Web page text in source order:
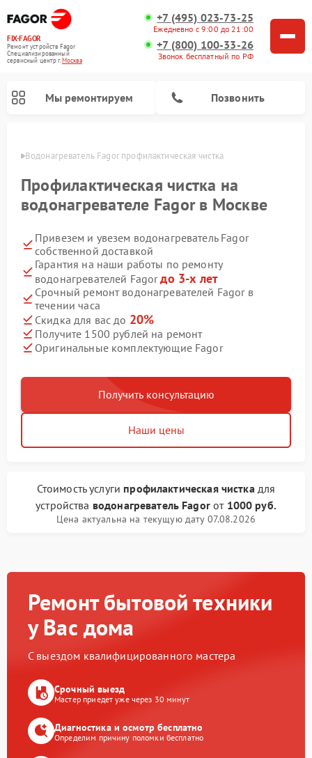
FIX-FAGOR
Ремонт устройств Fagor
Специализированный
cервисный центр г.Москва
+7 (495) 023-73-25
Ежедневно с 9:00 до 21:00
+7 (800) 100-33-26
Звонок бесплатный по РФ
Мы ремонтируем Позвонить
Водонагреватель Fagor профилактическая чистка
Профилактическая чистка на
водонагревателе Fagor в Москве
Привезем и увезем водонагреватель Fagor
собственной доставкой
Гарантия на наши работы по ремонту
водонагревателей Fagorдо 3-х лет
Срочный ремонт водонагревателей Fagor в
течении часа
Скидка для вас до 20%
Получите 1500 рублей на ремонт
Оригинальные комплектующие Fagor
Получить консультацию
Наши цены
Стоимость услуги профилактическая чисткадля
устройства водонагреватель Fagorот 1000 руб.
Цена актуальна на текущую дату 07.08.2026
Ремонт бытовой техники
у Вас дома
С выездом квалифицированного мастера
Срочный выезд
Мастер приедет уже через 30 минут
Диагностика и осмотр бесплатно
Определим причину поломки бесплатно